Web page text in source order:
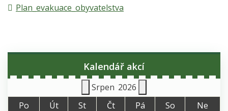
Plan_evakuace_obyvatelstva
Kalendář akcí
Srpen 2026
Po
Út St Čt Pá So
Ne